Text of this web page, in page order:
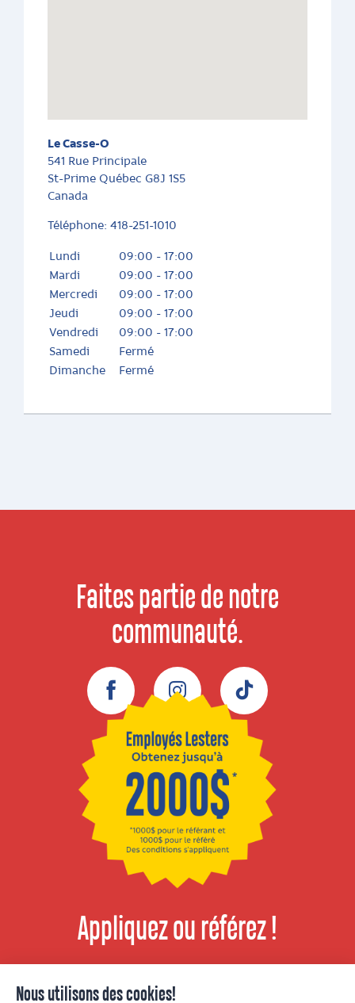
Le Casse-O
541 Rue Principale
St-Prime Québec G8J 1S5
Canada
Téléphone: 418-251-1010
Lundi
09:00 - 17:00
Mardi
09:00 - 17:00
Mercredi
09:00 - 17:00
Jeudi
09:00 - 17:00
Vendredi
09:00 - 17:00
Samedi
Fermé
Dimanche
Fermé
Faites partie de notre
communauté.
Facebook Instagram TikTok
Appliquez ou référez !